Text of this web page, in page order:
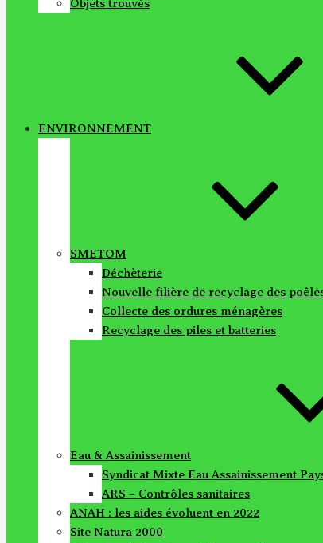
Objets trouvés
ENVIRONNEMENT
SMETOM
Déchèterie
Nouvelle filière de recyclage des
Collecte des ordures ménagères
Recyclage des piles et batteries
Eau & Assainissement
Syndicat Mixte Eau Assainissement
ARS – Contrôles sanitaires
ANAH : les aides évoluent en 2022
Site Natura 2000